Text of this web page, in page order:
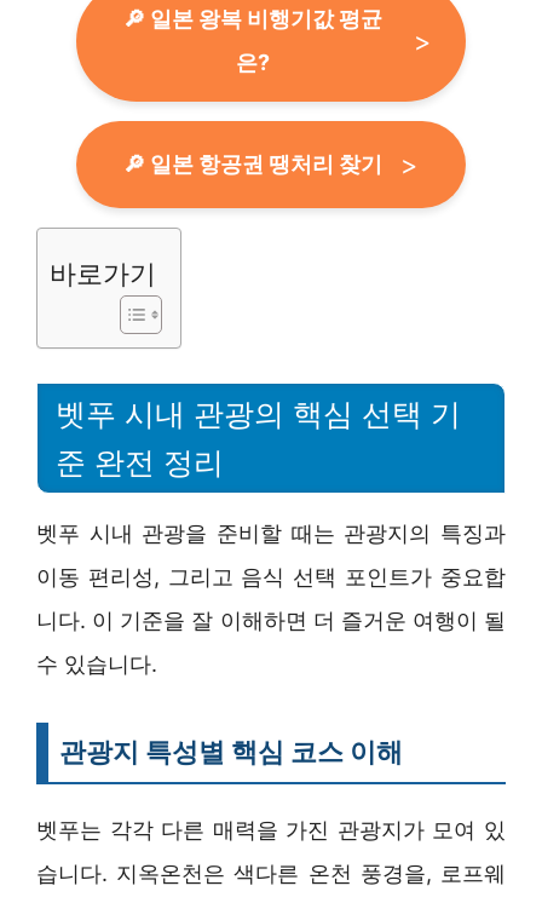
🔎 일본 왕복 비행기값 평균
은?
🔎 일본 항공권 땡처리 찾기
바로가기
벳푸 시내 관광의 핵심 선택 기
준 완전 정리
벳푸 시내 관광을 준비할 때는 관광지의 특징과
이동 편리성, 그리고 음식 선택 포인트가 중요합
니다. 이 기준을 잘 이해하면 더 즐거운 여행이 될
수 있습니다.
관광지 특성별 핵심 코스 이해
벳푸는 각각 다른 매력을 가진 관광지가 모여 있
습니다. 지옥온천은 색다른 온천 풍경을, 로프웨